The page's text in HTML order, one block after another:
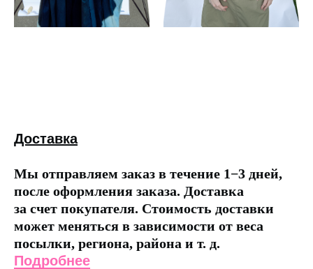
Доставка
Мы отправляем заказ в течение 1−3 дней,
после оформления заказа. Доставка
за счет покупателя. Стоимость доставки
может меняться в зависимости от веса
посылки, региона, района и т. д.
Подробнее